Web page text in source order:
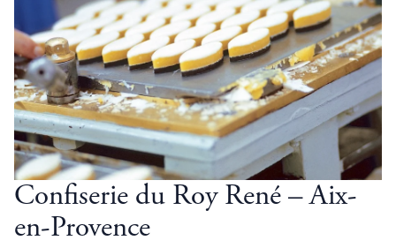
Confiserie du Roy René – Aix-
en-Provence